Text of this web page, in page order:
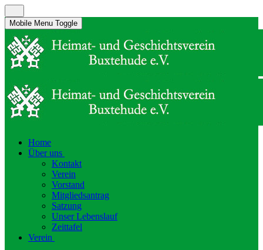
Mobile Menu Toggle
Home
Über uns
Kontakt
Verein
Vorstand
Mitgliedsantrag
Satzung
Unser Lebenslauf
Zeittafel
Verein